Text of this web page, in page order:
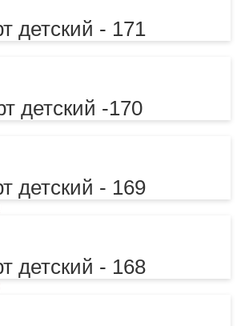
детский - 171
детский -170
детский - 169
детский - 168